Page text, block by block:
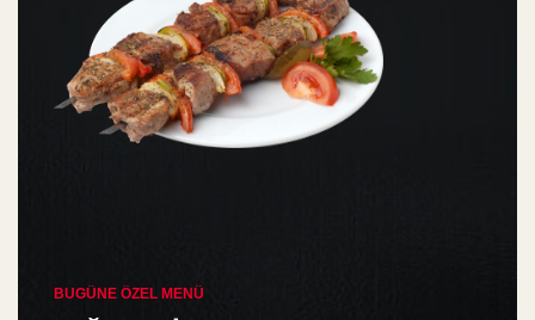
BUGÜNE ÖZEL MENÜ